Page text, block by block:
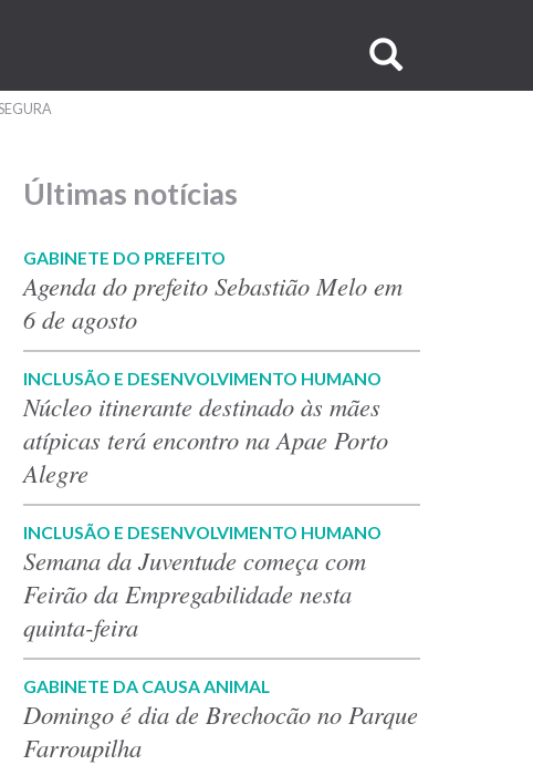
no
Últimas notícias
GABINETE DO PREFEITO
Agenda do prefeito Sebastião Melo em
6 de agosto
INCLUSÃO E DESENVOLVIMENTO HUMANO
Núcleo itinerante destinado às mães
atípicas terá encontro na Apae Porto
Alegre
INCLUSÃO E DESENVOLVIMENTO HUMANO
Semana da Juventude começa com
Feirão da Empregabilidade nesta
quinta-feira
GABINETE DA CAUSA ANIMAL
Domingo é dia de Brechocão no Parque
Farroupilha